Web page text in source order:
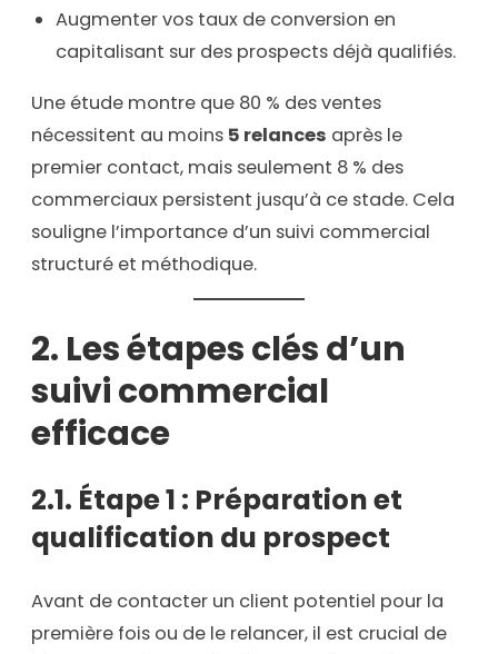
Augmenter vos taux de conversion en
capitalisant sur des prospects déjà qualifiés.
Une étude montre que 80 % des ventes
nécessitent au moins 5 relances après le
premier contact, mais seulement 8 % des
commerciaux persistent jusqu’à ce stade. Cela
souligne l’importance d’un suivi commercial
structuré et méthodique.
2. Les étapes clés d’un
suivi commercial
efficace
2.1. Étape 1 : Préparation et
qualification du prospect
Avant de contacter un client potentiel pour la
première fois ou de le relancer, il est crucial de